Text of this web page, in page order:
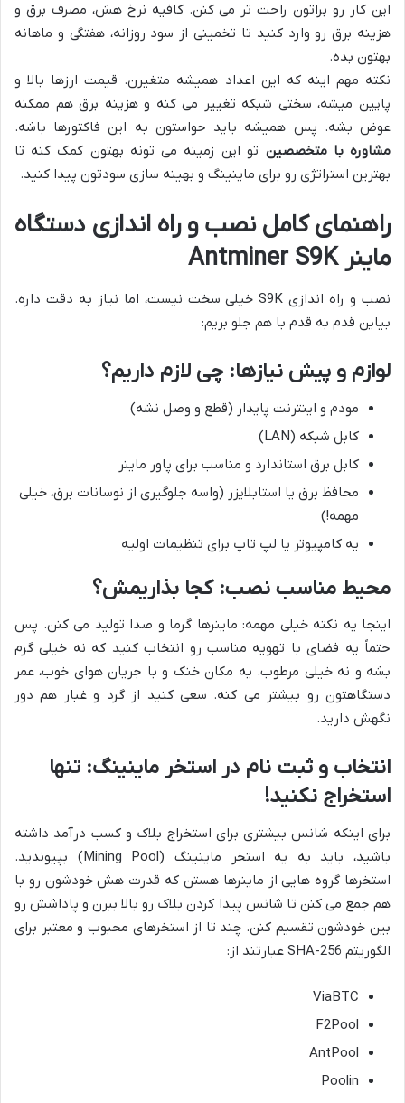
این کار رو براتون راحت تر می کنن. کافیه نرخ هش، مصرف برق و
هزینه برق رو وارد کنید تا تخمینی از سود روزانه، هفتگی و ماهانه
بهتون بده.
نکته مهم اینه که این اعداد همیشه متغیرن. قیمت ارزها بالا و
پایین میشه، سختی شبکه تغییر می کنه و هزینه برق هم ممکنه
عوض بشه. پس همیشه باید حواستون به این فاکتورها باشه.
مشاوره با متخصصین تو این زمینه می تونه بهتون کمک کنه تا
بهترین استراتژی رو برای ماینینگ و بهینه سازی سودتون پیدا کنید.
راهنمای کامل نصب و راه اندازی دستگاه
ماینر Antminer S9K
نصب و راه اندازی S9K خیلی سخت نیست، اما نیاز به دقت داره.
بیاین قدم به قدم با هم جلو بریم:
لوازم و پیش نیازها: چی لازم داریم؟
مودم و اینترنت پایدار (قطع و وصل نشه)
کابل شبکه (LAN)
کابل برق استاندارد و مناسب برای پاور ماینر
محافظ برق یا استابلایزر (واسه جلوگیری از نوسانات برق، خیلی
مهمه!)
یه کامپیوتر یا لپ تاپ برای تنظیمات اولیه
محیط مناسب نصب: کجا بذاریمش؟
اینجا یه نکته خیلی مهمه: ماینرها گرما و صدا تولید می کنن. پس
حتماً یه فضای با تهویه مناسب رو انتخاب کنید که نه خیلی گرم
بشه و نه خیلی مرطوب. یه مکان خنک و با جریان هوای خوب، عمر
دستگاهتون رو بیشتر می کنه. سعی کنید از گرد و غبار هم دور
نگهش دارید.
انتخاب و ثبت نام در استخر ماینینگ: تنها
استخراج نکنید!
برای اینکه شانس بیشتری برای استخراج بلاک و کسب درآمد داشته
باشید، باید به یه استخر ماینینگ (Mining Pool) بپیوندید.
استخرها گروه هایی از ماینرها هستن که قدرت هش خودشون رو با
هم جمع می کنن تا شانس پیدا کردن بلاک رو بالا ببرن و پاداشش رو
بین خودشون تقسیم کنن. چند تا از استخرهای محبوب و معتبر برای
الگوریتم SHA-256 عبارتند از:
ViaBTC
F2Pool
AntPool
Poolin